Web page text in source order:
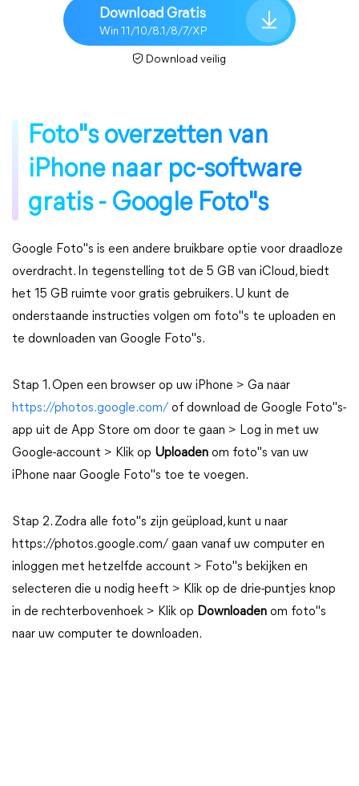
Download Gratis
Win 11/10/8.1/8/7/XP
Download veilig
Foto"s overzetten van
iPhone naar pc-software
gratis - Google Foto"s
Google Foto"s is een andere bruikbare optie voor draadloze
overdracht. In tegenstelling tot de 5 GB van iCloud, biedt
het 15 GB ruimte voor gratis gebruikers. U kunt de
onderstaande instructies volgen om foto"s te uploaden en
te downloaden van Google Foto"s.
Stap 1. Open een browser op uw iPhone > Ga naar
https://photos.google.com/ of download de Google Foto"s-
app uit de App Store om door te gaan > Log in met uw
Google-account > Klik op Uploaden om foto"s van uw
iPhone naar Google Foto"s toe te voegen.
Stap 2. Zodra alle foto"s zijn geüpload, kunt u naar
https://photos.google.com/ gaan vanaf uw computer en
inloggen met hetzelfde account > Foto"s bekijken en
selecteren die u nodig heeft > Klik op de drie-puntjes knop
in de rechterbovenhoek > Klik op Downloaden om foto"s
naar uw computer te downloaden.